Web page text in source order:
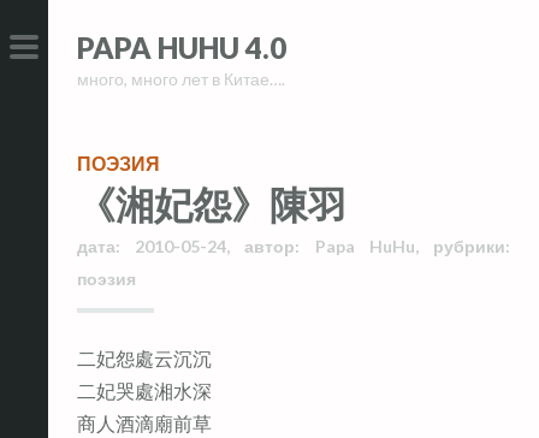
to
PRIMARY
to
PAPA HUHU 4.0
много, много лет в Китае….
ПОЭЗИЯ
《湘妃怨》陳羽
дата: 2010-05-24, автор: Papa HuHu,рубрики:
поэзия
二妃怨處云沉沉
二妃哭處湘水深
商人酒滴廟前草